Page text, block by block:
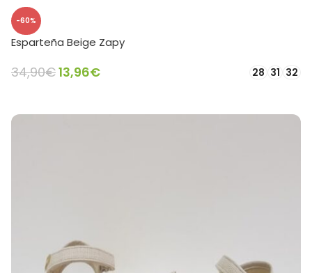
-60%
Esparteña Beige Zapy
34,90€13,96€ 28 31 32